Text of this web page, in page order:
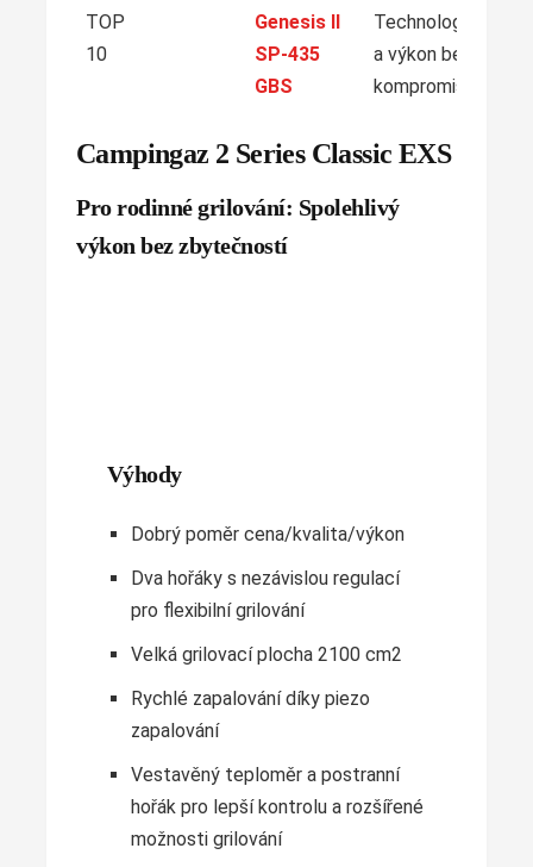
TOP
10
Genesis II
SP-435
GBS
Technologie
a výkon bez
kompromisů
Campingaz 2 Series Classic EXS
Pro rodinné grilování: Spolehlivý
výkon bez zbytečností
Výhody
Dobrý poměr cena/kvalita/výkon
Dva hořáky s nezávislou regulací
pro flexibilní grilování
Velká grilovací plocha 2100 cm2
Rychlé zapalování díky piezo
zapalování
Vestavěný teploměr a postranní
hořák pro lepší kontrolu a rozšířené
možnosti grilování